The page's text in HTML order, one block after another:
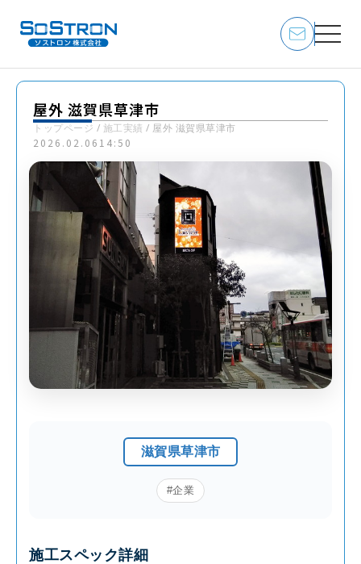
屋外 滋賀県草津市
トップページ / 施工実績 / 屋外 滋賀県草津市
2026.02.06 14:50
滋賀県草津市
#企業
施工スペック詳細